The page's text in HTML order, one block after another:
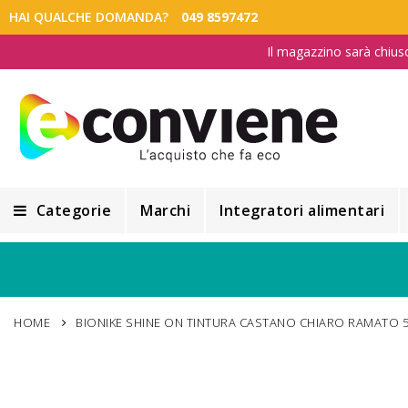
HAI QUALCHE DOMANDA? 049 8597472
Il magazzino sarà
Categorie
Alimentazione e Dietetica
Marchi Integratori alimentari
HOME BIONIKE SHINE ON TINTURA CASTANO CHIARO RAMATO